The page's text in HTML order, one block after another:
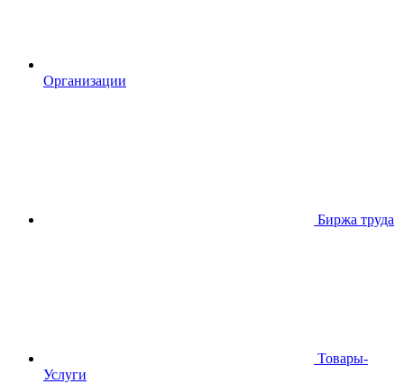
Организации
Биржа труда
Товары-
Услуги